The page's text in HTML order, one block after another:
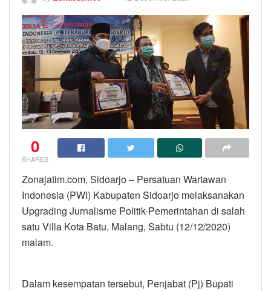
0
SHARES
Zonajatim.com, Sidoarjo – Persatuan Wartawan
Indonesia (PWI) Kabupaten Sidoarjo melaksanakan
Upgrading Jurnalisme Politik-Pemerintahan di salah
satu Villa Kota Batu, Malang, Sabtu (12/12/2020)
malam.
Dalam kesempatan tersebut, Penjabat (Pj) Bupati